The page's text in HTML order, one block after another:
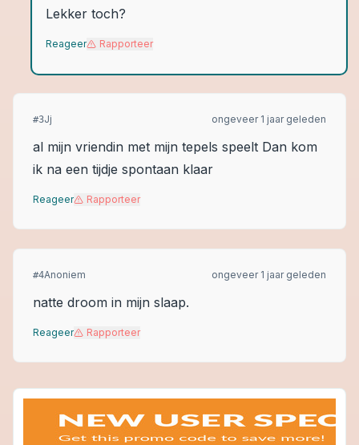
Lekker toch?
Reageer Rapporteer
#3Jj ongeveer 1 jaar geleden
al mijn vriendin met mijn tepels speelt Dan kom
ik na een tijdje spontaan klaar
Reageer Rapporteer
#4Anoniem ongeveer 1 jaar geleden
natte droom in mijn slaap.
Reageer Rapporteer